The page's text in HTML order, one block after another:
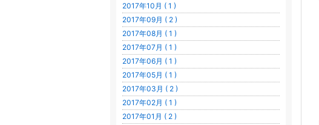
2017年10月 ( 1 )
2017年09月 ( 2 )
2017年08月 ( 1 )
2017年07月 ( 1 )
2017年06月 ( 1 )
2017年05月 ( 1 )
2017年03月 ( 2 )
2017年02月 ( 1 )
2017年01月 ( 2 )